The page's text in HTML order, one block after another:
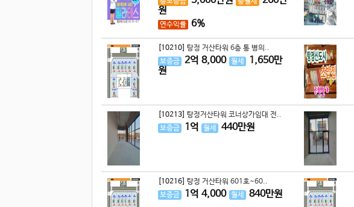
원
연수익률 6%
[10210] 탕정 거산타워 6층 통 병의..
보증금 2억 8,000 월세 1,650만
원
[10213] 탕정거산타워 코너상가임대 전..
보증금
1억 월세 440만원
[10216] 탕정 거산타워 601호~60..
보증금
1억 4,000 월세 840만원